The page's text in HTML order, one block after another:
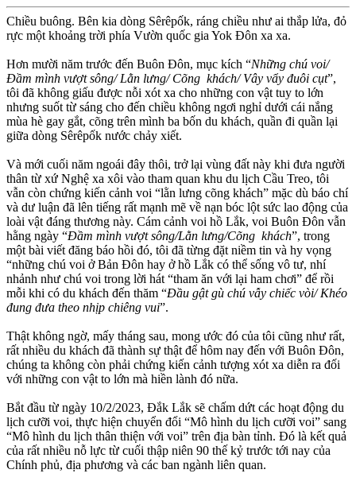
Chiều buông. Bên kia dòng Sêrêpốk, ráng chiều như ai thắp lửa, đỏ
rực một khoảng trời phía Vườn quốc gia Yok Đôn xa xa.
Hơn mười năm trước đến Buôn Đôn, mục kích “Những chú voi/
Đầm mình vượt sông/ Lằn lưng/ Cõng khách/ Vây vẩy đuôi cụt”,
tôi đã không giấu được nỗi xót xa cho những con vật tuy to lớn
nhưng suốt từ sáng cho đến chiều không ngơi nghỉ dưới cái nắng
mùa hè gay gắt, cõng trên mình ba bốn du khách, quần đi quần lại
giữa dòng Sêrêpốk nước chảy xiết.
Và mới cuối năm ngoái đây thôi, trở lại vùng đất này khi đưa người
thân từ xứ Nghệ xa xôi vào tham quan khu du lịch Cầu Treo, tôi
vẫn còn chứng kiến cảnh voi “lằn lưng cõng khách” mặc dù báo chí
và dư luận đã lên tiếng rất mạnh mẽ về nạn bóc lột sức lao động của
loài vật đáng thương này. Cám cảnh voi hồ Lắk, voi Buôn Đôn vẫn
hằng ngày “Đầm mình vượt sông/Lằn lưng/Cõng khách”, trong
một bài viết đăng báo hồi đó, tôi đã từng đặt niềm tin và hy vọng
“những chú voi ở Bản Đôn hay ở hồ Lắk có thể sống vô tư, nhí
nhảnh như chú voi trong lời hát “tham ăn với lại ham chơi” để rồi
mỗi khi có du khách đến thăm “Đầu gật gù chú vẫy chiếc vòi/ Khéo
đung đưa theo nhịp chiêng vui”.
Thật không ngờ, mấy tháng sau, mong ước đó của tôi cũng như rất,
rất nhiều du khách đã thành sự thật để hôm nay đến với Buôn Đôn,
chúng ta không còn phải chứng kiến cảnh tượng xót xa diễn ra đối
với những con vật to lớn mà hiền lành đó nữa.
Bắt đầu từ ngày 10/2/2023, Đắk Lắk sẽ chấm dứt các hoạt động du
lịch cưỡi voi, thực hiện chuyển đổi “Mô hình du lịch cưỡi voi” sang
“Mô hình du lịch thân thiện với voi” trên địa bàn tỉnh. Đó là kết quả
của rất nhiều nỗ lực từ cuối thập niên 90 thế kỷ trước tới nay của
Chính phủ, địa phương và các ban ngành liên quan.